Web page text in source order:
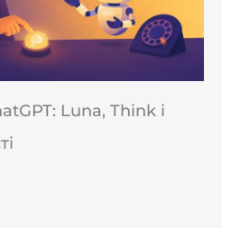
Luna, Think і